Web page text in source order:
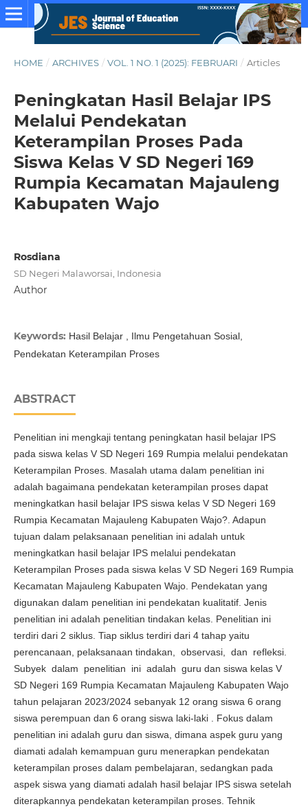
HOME / ARCHIVES / VOL. 1 NO. 1 (2025): FEBRUARI / Articles
Peningkatan Hasil Belajar IPS
Melalui Pendekatan
Keterampilan Proses Pada
Siswa Kelas V SD Negeri 169
Rumpia Kecamatan Majauleng
Kabupaten Wajo
Rosdiana
SD Negeri Malaworsai, Indonesia
Author
Keywords: Hasil Belajar , Ilmu Pengetahuan Sosial,
Pendekatan Keterampilan Proses
ABSTRACT
Penelitian ini mengkaji tentang peningkatan hasil belajar IPS
pada siswa kelas V SD Negeri 169 Rumpia melalui pendekatan
Keterampilan Proses. Masalah utama dalam penelitian ini
adalah bagaimana pendekatan keterampilan proses dapat
meningkatkan hasil belajar IPS siswa kelas V SD Negeri 169
Rumpia Kecamatan Majauleng Kabupaten Wajo?. Adapun
tujuan dalam pelaksanaan penelitian ini adalah untuk
meningkatkan hasil belajar IPS melalui pendekatan
Keterampilan Proses pada siswa kelas V SD Negeri 169 Rumpia
Kecamatan Majauleng Kabupaten Wajo. Pendekatan yang
digunakan dalam penelitian ini pendekatan kualitatif. Jenis
penelitian ini adalah penelitian tindakan kelas. Penelitian ini
terdiri dari 2 siklus. Tiap siklus terdiri dari 4 tahap yaitu
perencanaan, pelaksanaan tindakan, observasi, dan refleksi.
Subyek dalam penelitian ini adalah guru dan siswa kelas V
SD Negeri 169 Rumpia Kecamatan Majauleng Kabupaten Wajo
tahun pelajaran 2023/2024 sebanyak 12 orang siswa 6 orang
siswa perempuan dan 6 orang siswa laki-laki . Fokus dalam
penelitian ini adalah guru dan siswa, dimana aspek guru yang
diamati adalah kemampuan guru menerapkan pendekatan
keterampilan proses dalam pembelajaran, sedangkan pada
aspek siswa yang diamati adalah hasil belajar IPS siswa setelah
diterapkannya pendekatan keterampilan proses. Tehnik